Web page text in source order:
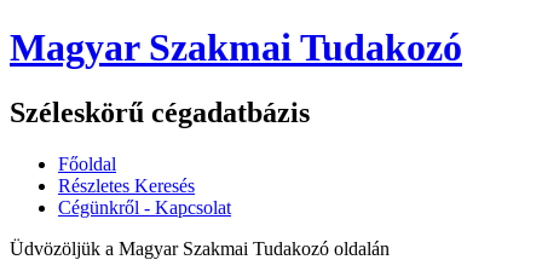
Magyar Szakmai Tudakozó
Széleskörű cégadatbázis
Főoldal
Részletes Keresés
Cégünkről - Kapcsolat
Üdvözöljük a Magyar Szakmai Tudakozó oldalán